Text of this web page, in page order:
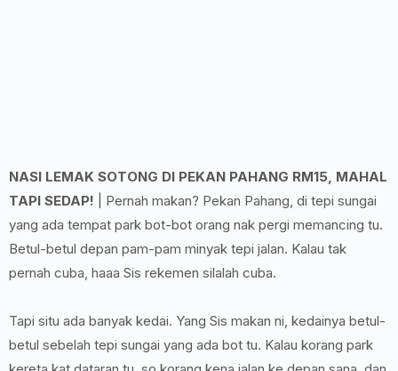
NASI LEMAK SOTONG DI PEKAN PAHANG RM15, MAHAL
TAPI SEDAP! | Pernah makan? Pekan Pahang, di tepi sungai
yang ada tempat park bot-bot orang nak pergi memancing tu.
Betul-betul depan pam-pam minyak tepi jalan. Kalau tak
pernah cuba, haaa Sis rekemen silalah cuba.
Tapi situ ada banyak kedai. Yang Sis makan ni, kedainya betul-
betul sebelah tepi sungai yang ada bot tu. Kalau korang park